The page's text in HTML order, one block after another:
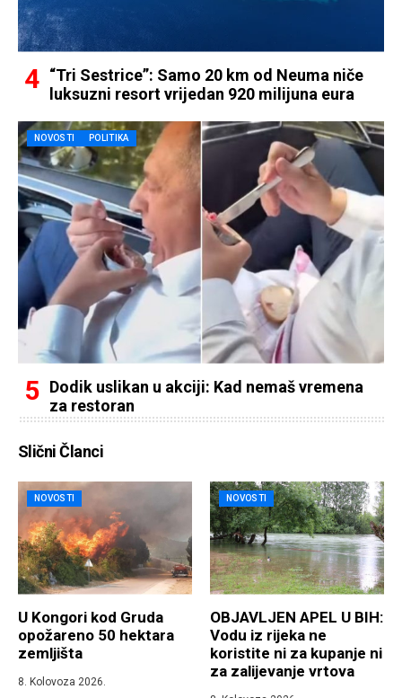
“Tri Sestrice”: Samo 20 km od Neuma niče
luksuzni resort vrijedan 920 milijuna eura
NOVOSTI POLITIKA
Dodik uslikan u akciji: Kad nemaš vremena
za restoran
Slični Članci
NOVOSTI
U Kongori kod Gruda
opožareno 50 hektara
zemljišta
8. Kolovoza 2026.
NOVOSTI
OBJAVLJEN APEL U BIH:
Vodu iz rijeka ne
koristite ni za kupanje ni
za zalijevanje vrtova